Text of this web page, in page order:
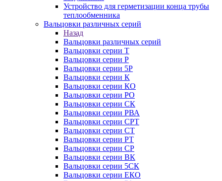
Устройство для герметизации конца трубы
теплообменника
Вальцовки различных серий
Назад
Вальцовки различных серий
Вальцовки серии Т
Вальцовки серии Р
Вальцовки серии 5Р
Вальцовки серии К
Вальцовки серии КО
Вальцовки серии РО
Вальцовки серии СК
Вальцовки серии РВА
Вальцовки серии СРТ
Вальцовки серии СТ
Вальцовки серии РТ
Вальцовки серии СР
Вальцовки серии ВК
Вальцовки серии 5СК
Вальцовки серии ЕКО